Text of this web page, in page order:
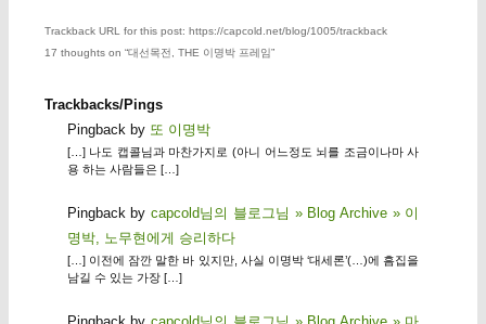
Trackback URL for this post: https://capcold.net/blog/1005/trackback
17 thoughts on “대선목전, THE 이명박 프레임”
Trackbacks/Pings
Pingback by 또 이명박
[…] 나도 캡콜님과 마찬가지로 (아니 어느정도 뇌를 조금이나마 사
용 하는 사람들은 […]
Pingback bycapcold님의 블로그님 » Blog Archive » 이
명박, 노무현에게 승리하다
[…] 이전에 잠깐 말한 바 있지만, 사실 이명박 ‘대세론’(…)에 흠집을
남길 수 있는 가장 […]